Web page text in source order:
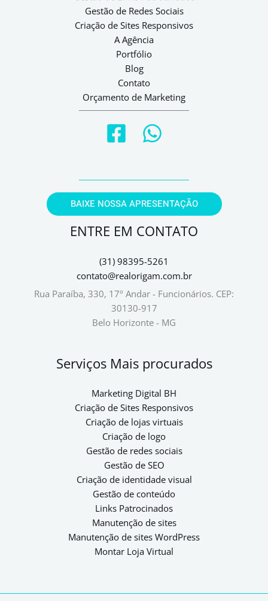
Gestão de Redes Sociais
Criação de Sites Responsivos
A Agência
Portfólio
Blog
Contato
Orçamento de Marketing
BAIXE NOSSA APRESENTAÇÃO
ENTRE EM CONTATO
(31) 98395-5261
contato@realorigam.com.br
Rua Paraíba, 330, 17º Andar - Funcionários. CEP:
30130-917
Belo Horizonte - MG
Serviços Mais procurados
Marketing Digital BH
Criação de Sites Responsivos
Criação de lojas virtuais
Criação de logo
Gestão de redes sociais
Gestão de SEO
Criação de identidade visual
Gestão de conteúdo
Links Patrocinados
Manutenção de sites
Manutenção de sites WordPress
Montar Loja Virtual